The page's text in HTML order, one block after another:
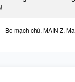
Bo mạch chủ, MAIN Z,